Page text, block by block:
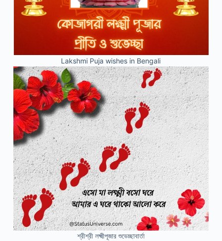
Lakshmi Puja wishes in Bengali
শ্রীশ্রী লক্ষ্মীপূজার শুভেচ্ছাবার্তা